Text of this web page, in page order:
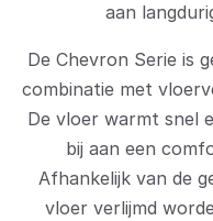
aan
De Chevron Serie is
combinatie met
De vloer warmt snel
bij aan een
Afhankelijk van de
vloer verlijmd